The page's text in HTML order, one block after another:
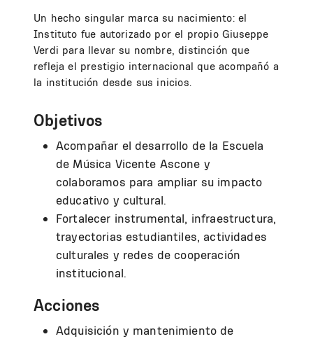
Un hecho singular marca su nacimiento: el
Instituto fue autorizado por el propio Giuseppe
Verdi para llevar su nombre, distinción que
refleja el prestigio internacional que acompañó a
la institución desde sus inicios.
Objetivos
Acompañar el desarrollo de la Escuela
de Música Vicente Ascone y
colaboramos para ampliar su impacto
educativo y cultural.
Fortalecer instrumental, infraestructura,
trayectorias estudiantiles, actividades
culturales y redes de cooperación
institucional.
Acciones
Adquisición y mantenimiento de